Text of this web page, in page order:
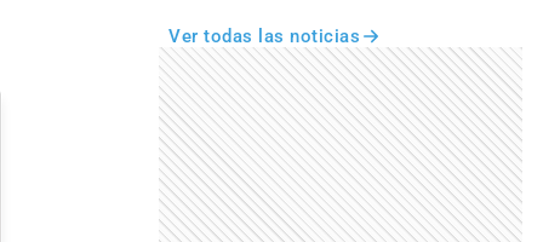
Ver todas las noticias